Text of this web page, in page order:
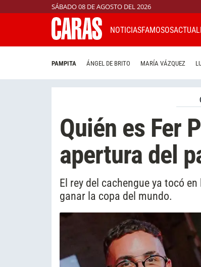
SÁBADO 08 DE AGOSTO DEL 2026
NOTICIASFAMOSOS
PAMPITA ÁNGEL DE BRITO MARÍA VÁZQUEZ
Quién es Fer
apertura del
El rey del cachengue ya tocó
ganar la copa del mundo.